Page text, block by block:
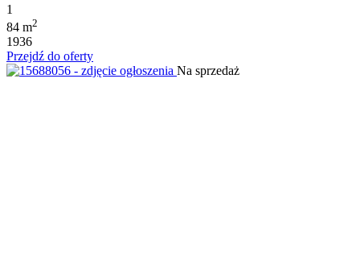
1
84 m2
1936
Przejdź do oferty
Na sprzedaż